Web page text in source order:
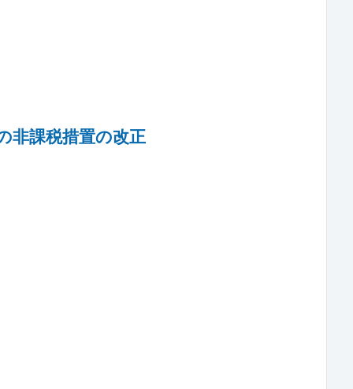
非課税措置の改正